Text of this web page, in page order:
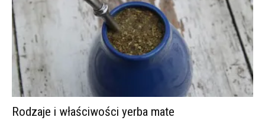
Rodzaje i właściwości yerba mate